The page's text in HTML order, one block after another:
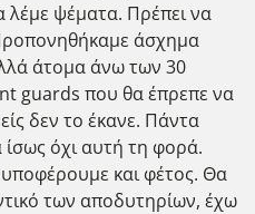
λέμε ψέματα. Πρέπει να
άσχημα
άτομα άνω των 30
guards που θα έπρεπε να
δεν το έκανε. Πάντα
όχι αυτή τη φορά.
και φέτος. Θα
των αποδυτηρίων, έχω